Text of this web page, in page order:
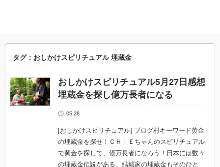
タグ：おしかけスピリチュアル 埋蔵金
おしかけスピリチュアル5月27日感想
埋蔵金を探し億万長者になる
05.28
[おしかけスピリチュアル] ブログ村キーワード黄金
の埋蔵金を探せ！ＣＨＩＥちゃんのスピリチュアル
で黄金を探して、億万長者になろう！日本には数々
の埋蔵金伝説がある。結城家の埋蔵金もそのひと